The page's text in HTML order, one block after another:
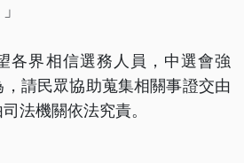
各界相信選務人員，中選會強
請民眾協助蒐集相關事證交由
法機關依法究責。